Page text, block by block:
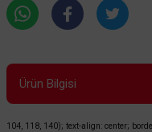
Ürün Bilgisi
104, 118, 140); text-align: center;